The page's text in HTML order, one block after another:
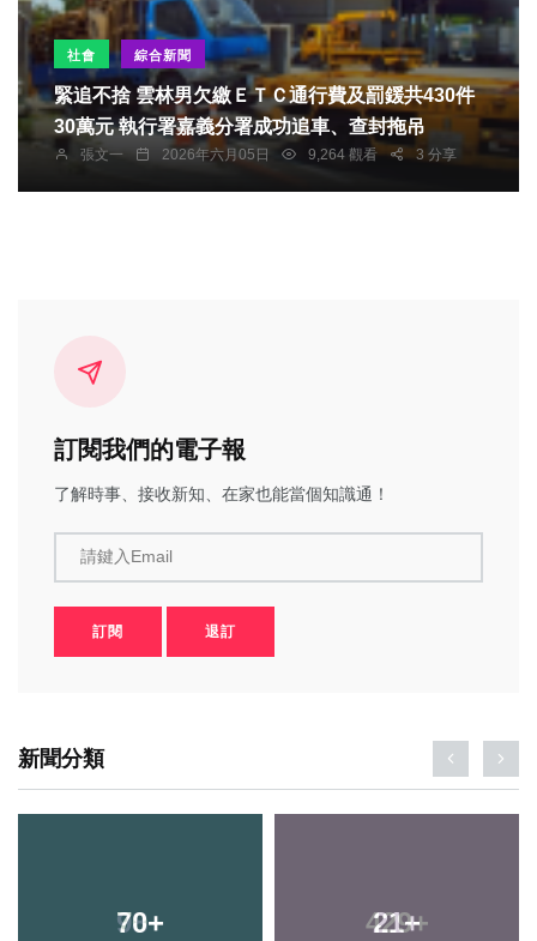
品質的目的。 此外，理監事聯席會議中並通過屆時
將一併舉辦會員大會暨摸彩及餐敘等活動內容，以
增添整體活動之精彩與熱絡氣氛。
社會 綜合新聞
緊追不捨 雲林男欠繳ＥＴＣ通行費及罰鍰共430件
30萬元 執行署嘉義分署成功追車、查封拖吊
張文一 2026年六月05日 9,264 觀看 3 分享
訂閱我們的電子報
了解時事、接收新知、在家也能當個知識通！
請鍵入Email
訂閱 退訂
新聞分類
70+ 21+